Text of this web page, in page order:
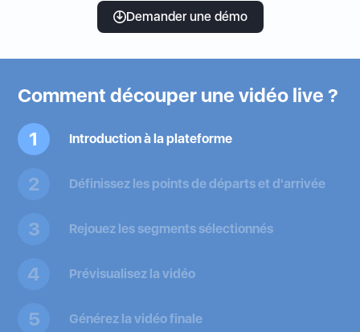
Demander une démo
Comment découper une vidéo live ?
1
Introduction à la plateforme
2 Définissez les points de départs et d'arrivée
3 Rejouez les segments sélectionnés
4 Prévisualisez la vidéo
5 Générez la vidéo finale